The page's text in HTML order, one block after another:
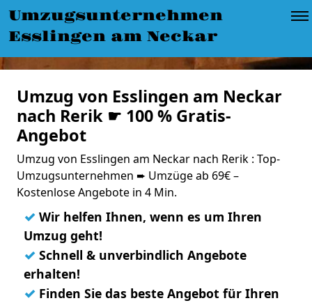
Umzugsunternehmen
Esslingen am Neckar
Umzug von Esslingen am Neckar
nach Rerik ☛ 100 % Gratis-
Angebot
Umzug von Esslingen am Neckar nach Rerik : Top-
Umzugsunternehmen ➨ Umzüge ab 69€ –
Kostenlose Angebote in 4 Min.
✓ Wir helfen Ihnen, wenn es um Ihren
Umzug geht!
✓ Schnell & unverbindlich Angebote
erhalten!
✓ Finden Sie das beste Angebot für Ihren